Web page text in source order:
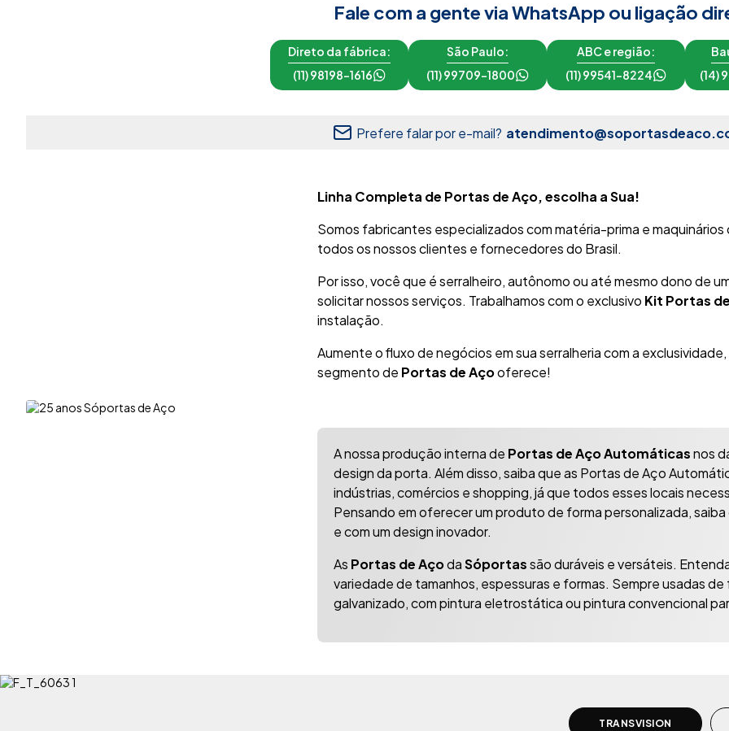
Fale com a gente via WhatsApp ou ligação
Direto da fábrica:
(11) 98198-1616
São Paulo:
(11) 99709-1800
ABC e região:
(11) 99541-8224
(14)
Prefere falar por e-mail?
Linha Completa de Portas de Aço, escolha a Sua!
Somos fabricantes especializados com matéria-prima e
todos os nossos clientes e fornecedores do Brasil.
Por isso, você que é serralheiro, autônomo ou até mesmo dono de
solicitar nossos serviços. Trabalhamos com o exclusivo Kit Portas
instalação.
Aumente o fluxo de negócios em sua serralheria com a
segmento de Portas de Açooferece!
A nossa produção interna de Portas de Aço Automáticasnos
design da porta. Além disso, saiba que as Portas de Aço
indústrias, comércios e shopping, já que todos esses locais
Pensando em oferecer um produto de forma personalizada,
e com um design inovador.
As Portas de AçodaSóportassão duráveis e versáteis.
variedade de tamanhos, espessuras e formas. Sempre usadas
galvanizado, com pintura eletrostática ou pintura convencional
TRANSVISION